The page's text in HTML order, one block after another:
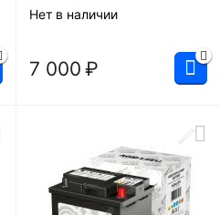
Нет в наличии
7 000 ₽